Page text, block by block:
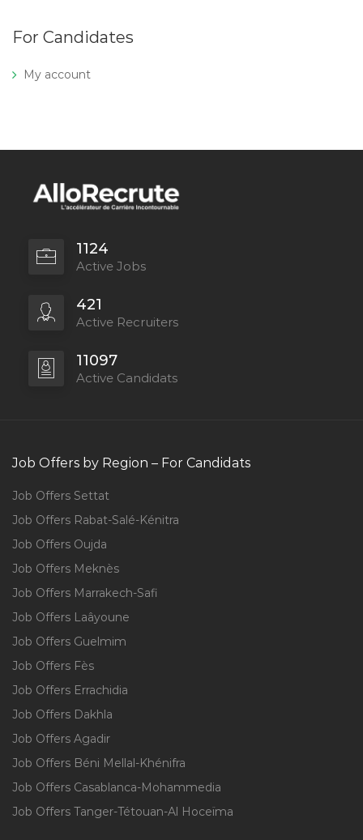
For Candidates
My account
1124
Active Jobs
421
Active Recruiters
11097
Active Candidats
Job Offers by Region – For Candidats
Job Offers Settat
Job Offers Rabat-Salé-Kénitra
Job Offers Oujda
Job Offers Meknès
Job Offers Marrakech-Safi
Job Offers Laâyoune
Job Offers Guelmim
Job Offers Fès
Job Offers Errachidia
Job Offers Dakhla
Job Offers Agadir
Job Offers Béni Mellal-Khénifra
Job Offers Casablanca-Mohammedia
Job Offers Tanger-Tétouan-Al Hoceïma